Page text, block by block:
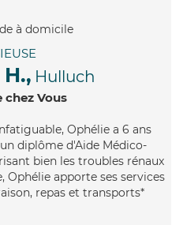
Hulluch
chez Vous
Ophélie a 6 ans
diplôme d'Aide Médico-
bien les troubles rénaux
apporte ses services
repas et transports*